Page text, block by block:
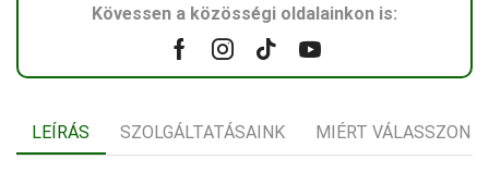
Kövessen a közösségi oldalainkon is:
Facebook
Instagram
Tik- Youtube
LEÍRÁS SZOLGÁLTATÁSAINK MIÉRT VÁLASSZON